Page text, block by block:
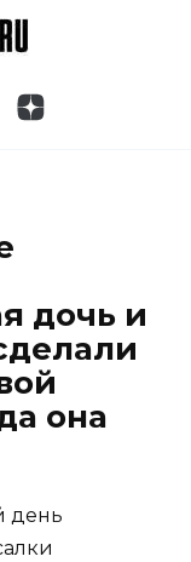
дочь и
она
день